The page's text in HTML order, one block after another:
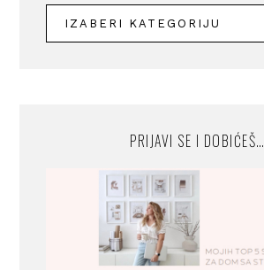
PRIJAVI SE I DOBIĆEŠ…